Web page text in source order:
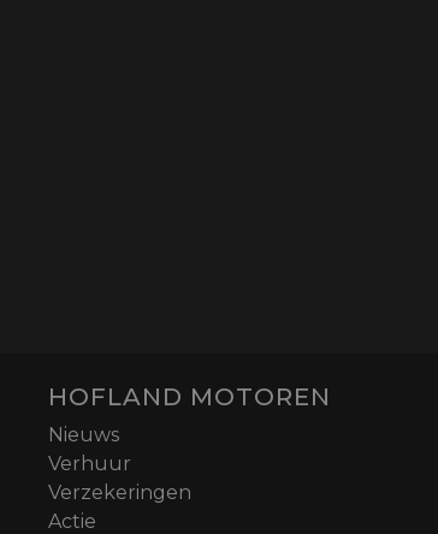
HOFLAND MOTOREN
Nieuws
Verhuur
Verzekeringen
Actie